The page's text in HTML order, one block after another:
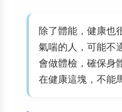
除了體能，健康也
氣喘的人，可能不
會做體檢，確保身
在健康這塊，不能